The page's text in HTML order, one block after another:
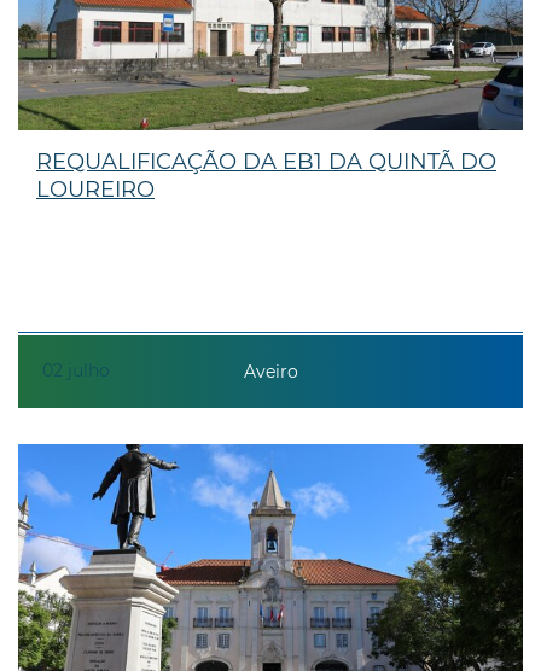
02 julho
REQUALIFICAÇÃO DA EB1 DA QUINTÃ DO
LOUREIRO
Aveiro